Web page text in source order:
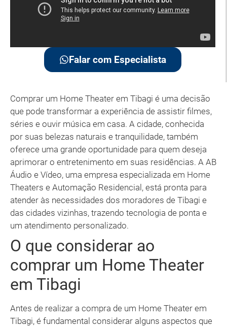
Falar com Especialista
Comprar um Home Theater em Tibagi é uma decisão
que pode transformar a experiência de assistir filmes,
séries e ouvir música em casa. A cidade, conhecida
por suas belezas naturais e tranquilidade, também
oferece uma grande oportunidade para quem deseja
aprimorar o entretenimento em suas residências. A AB
Áudio e Vídeo, uma empresa especializada em Home
Theaters e Automação Residencial, está pronta para
atender às necessidades dos moradores de Tibagi e
das cidades vizinhas, trazendo tecnologia de ponta e
um atendimento personalizado.
O que considerar ao
comprar um Home Theater
em Tibagi
Antes de realizar a compra de um Home Theater em
Tibagi, é fundamental considerar alguns aspectos que